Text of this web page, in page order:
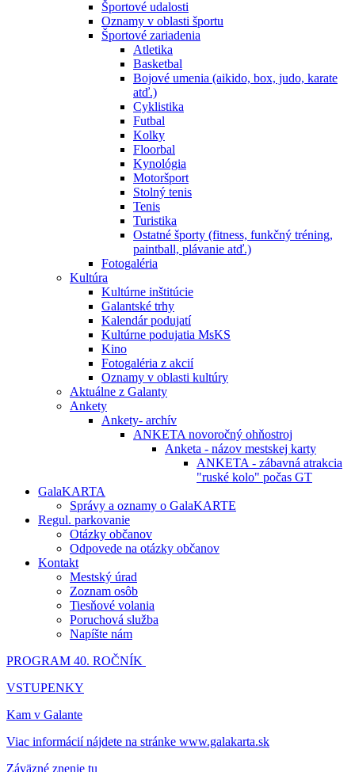
Športové udalosti
Oznamy v oblasti športu
Športové zariadenia
Atletika
Basketbal
Bojové umenia (aikido, box, judo, karate
atď.)
Cyklistika
Futbal
Kolky
Floorbal
Kynológia
Motoršport
Stolný tenis
Tenis
Turistika
Ostatné športy (fitness, funkčný tréning,
paintball, plávanie atď.)
Fotogaléria
Kultúra
Kultúrne inštitúcie
Galantské trhy
Kalendár podujatí
Kultúrne podujatia MsKS
Kino
Fotogaléria z akcií
Oznamy v oblasti kultúry
Aktuálne z Galanty
Ankety
Ankety- archív
ANKETA novoročný ohňostroj
Anketa - názov mestskej karty
ANKETA - zábavná atrakcia
"ruské kolo" počas GT
GalaKARTA
Správy a oznamy o GalaKARTE
Regul. parkovanie
Otázky občanov
Odpovede na otázky občanov
Kontakt
Mestský úrad
Zoznam osôb
Tiesňové volania
Poruchová služba
Napíšte nám
PROGRAM 40. ROČNÍK
VSTUPENKY
Kam v Galante
Viac informácií nájdete na stránke www.galakarta.sk
Záväzné znenie tu